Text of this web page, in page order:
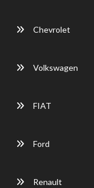
Chevrolet
Volkswagen
FIAT
Ford
Renault